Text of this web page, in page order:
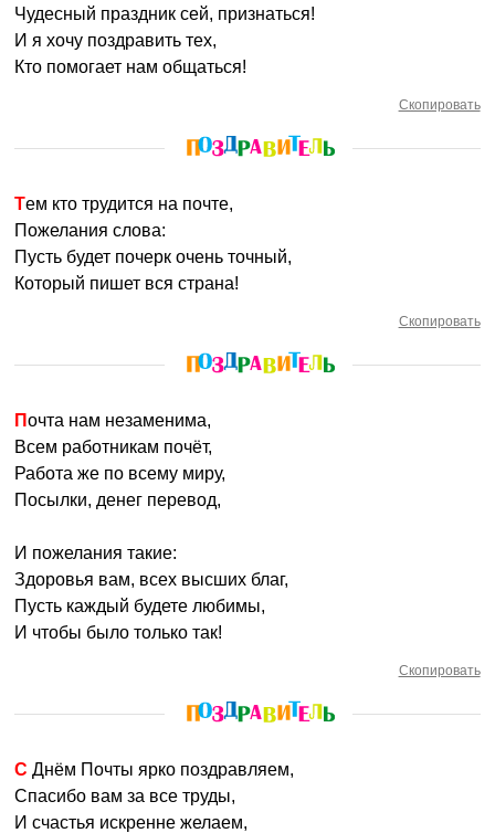
Чудесный праздник сей, признаться!
И я хочу поздравить тех,
Кто помогает нам общаться!
Скопировать
Тем кто трудится на почте,
Пожелания слова:
Пусть будет почерк очень точный,
Который пишет вся страна!
Скопировать
Почта нам незаменима,
Всем работникам почёт,
Работа же по всему миру,
Посылки, денег перевод,
И пожелания такие:
Здоровья вам, всех высших благ,
Пусть каждый будете любимы,
И чтобы было только так!
Скопировать
С Днём Почты ярко поздравляем,
Спасибо вам за все труды,
И счастья искренне желаем,